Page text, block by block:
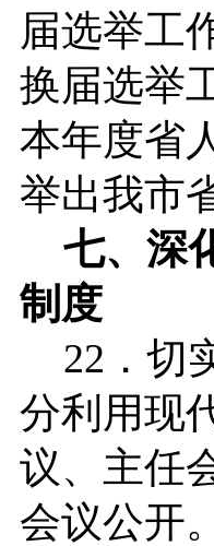
届选举工
换届选举
本年度省
举出我市
七、深
制度
22．切
分利用现
议、主任
会议公开